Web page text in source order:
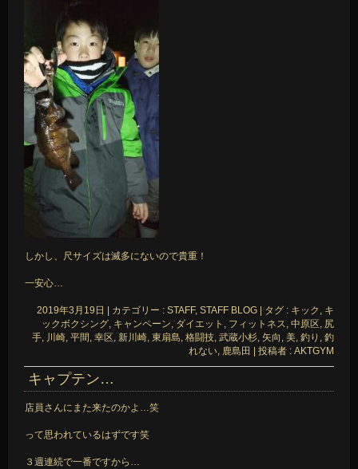
しかし、尺サイズは滅多にないので貴重！
一安心…
2019年3月19日 カテゴリー : STAFF, STAFF BLOG タグ : キック , キ
ックボクシング, キャンペーン, ダイエット , フィットネス, 中原区, 尻
手, 川崎, 平間 , 幸区, 新川崎, 東扇島, 格闘技, 武蔵小杉, 矢向 , 美, 釣り , 釣
れない, 鹿島田 投稿者 : AKTGYM
キャプテン…
店員さんにまた来たのかよ…笑
って思われているはずです笑
３週連続で一番ですから…